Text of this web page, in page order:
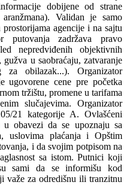
dobijene od strane
Validan je samo
agencije i na sajtu
putovanja zadržava pravo
nepredviđenih objektivnih
u saobraćaju, zatvaranje
za obilazak...). Organizator
ugovorene cene pre početka
tržištu, promene u tarifama
slučajevima. Organizator
21 kategorije A. Ovlašćeni
obavezi da se upoznaju sa
uslovima plaćanja i Opštim
i da svojim potpisom na
sa istom. Putnici koji
sami da se informišu kod
važe za odredišnu ili tranzitnu